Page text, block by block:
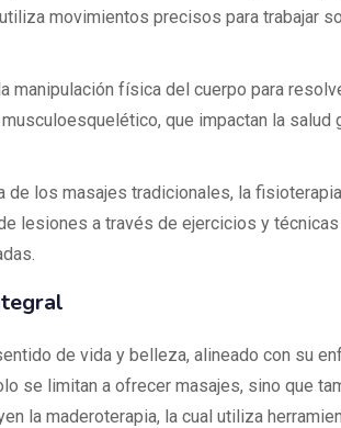
movimientos precisos para trabajar
manipulación física del cuerpo para
que impactan la salud
de los masajes tradicionales, la
lesiones a través de ejercicios y
de vida y belleza, alineado con su
se limitan a ofrecer masajes, sino que
la maderoterapia, la cual utiliza